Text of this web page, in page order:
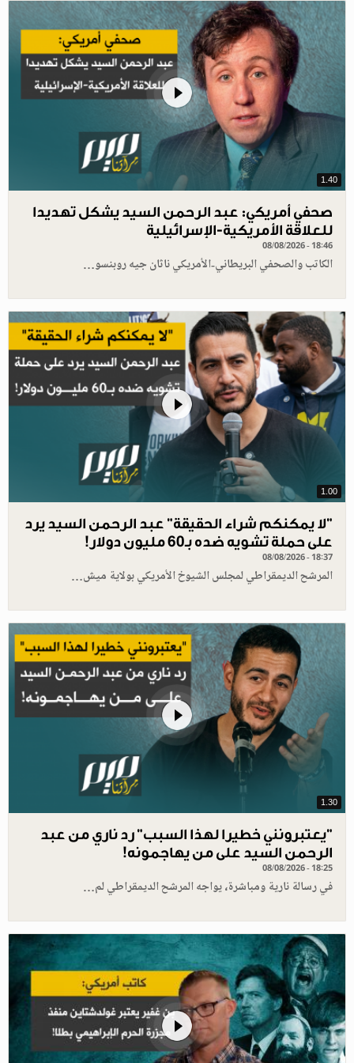
1.40
صحفي أمريكي: عبد الرحمن السيد يشكل تهديدا
للعلاقة الأمريكية-الإسرائيلية
08/08/2026 - 18:46
الكاتب والصحفي البريطاني-الأمريكي ناثان جيه روبنسو…
1.00
"لا يمكنكم شراء الحقيقة" عبد الرحمن السيد يرد
على حملة تشويه ضده بـ60 مليون دولار!
08/08/2026 - 18:37
المرشح الديمقراطي لمجلس الشيوخ الأمريكي بولاية ميش…
1.30
"يعتبرونني خطيرا لهذا السبب" رد ناري من عبد
الرحمن السيد على من يهاجمونه!
08/08/2026 - 18:25
في رسالة نارية ومباشرة، يواجه المرشح الديمقراطي لم…